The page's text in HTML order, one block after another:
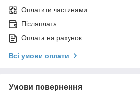
Оплатити частинами
Післяплата
Оплата на рахунок
Всі умови оплати
Умови повернення